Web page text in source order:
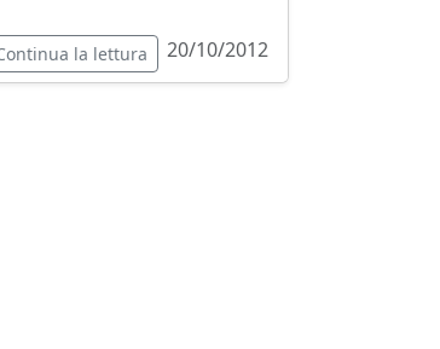
la lettura 20/10/2012